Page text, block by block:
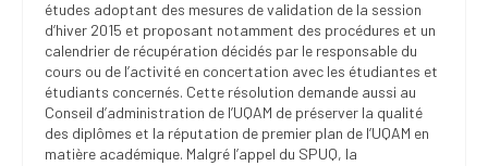
études adoptant des mesures de validation de la session
d’hiver 2015 et proposant notamment des procédures et un
calendrier de récupération décidés par le responsable du
cours ou de l’activité en concertation avec les étudiantes et
étudiants concernés. Cette résolution demande aussi au
Conseil d’administration de l’UQAM de préserver la qualité
des diplômes et la réputation de premier plan de l’UQAM en
matière académique. Malgré l’appel du SPUQ, la